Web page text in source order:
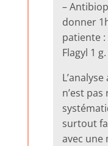
–
donner
patiente
Flagyl 1 g.
n’est pas
surtout
avec une